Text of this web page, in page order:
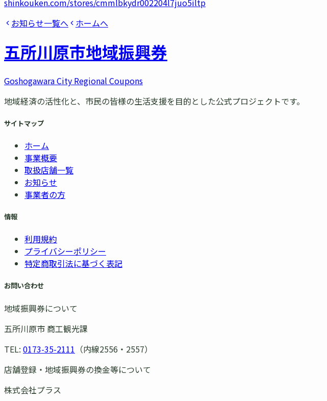
お知らせ一覧へ
ホームへ
五所川原市地域振興券
Goshogawara City Regional Coupons
地域経済の活性化と、市民の皆様の生活支援を目的とした公式プロジェクトです。
サイトマップ
ホーム
事業概要
取扱店舗一覧
お知らせ
事業者の方
情報
利用規約
プライバシーポリシー
特定商取引法に基づく表記
お問い合わせ
地域振興券について
五所川原市 商工観光課
TEL: 0173-35-2111 （内線2556・2557）
店舗登録・地域振興券の換金等について
株式会社プラス